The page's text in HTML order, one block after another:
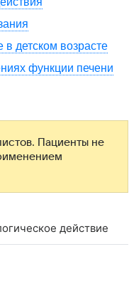
детском возрасте
функции печени
Пациенты не
действие